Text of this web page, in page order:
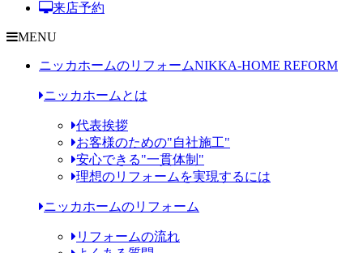
来店予約
MENU
ニッカホームのリフォームNIKKA-HOME REFORM
ニッカホームとは
代表挨拶
お客様のための"自社施工"
安心できる"一貫体制"
理想のリフォームを実現するには
ニッカホームのリフォーム
リフォームの流れ